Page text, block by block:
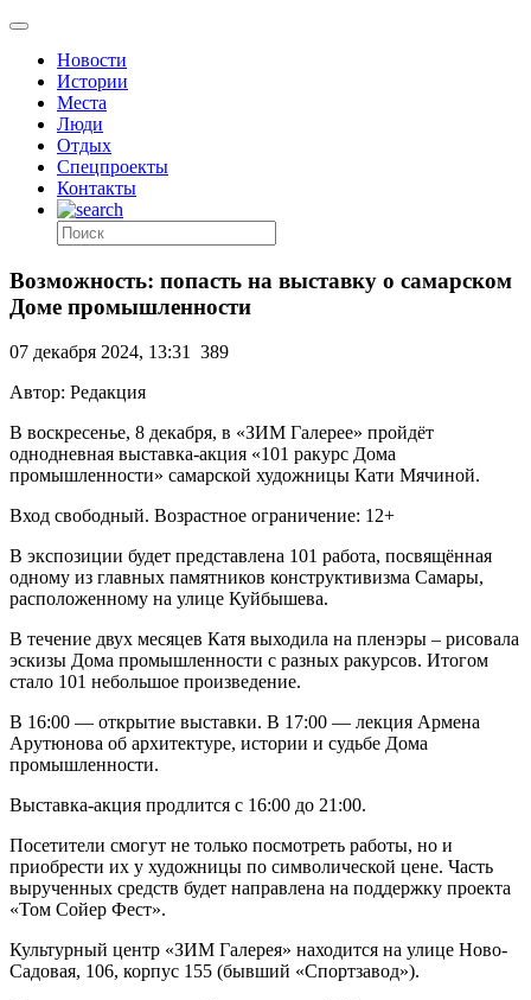
Новости
Истории
Места
Люди
Отдых
Спецпроекты
Контакты
Возможность: попасть на выставку о самарском
Доме промышленности
07 декабря 2024, 13:31 389
Автор: Редакция
В воскресенье, 8 декабря, в «ЗИМ Галерее» пройдёт
однодневная выставка-акция «101 ракурс Дома
промышленности» самарской художницы Кати Мячиной.
Вход свободный. Возрастное ограничение: 12+
В экспозиции будет представлена 101 работа, посвящённая
одному из главных памятников конструктивизма Самары,
расположенному на улице Куйбышева.
В течение двух месяцев Катя выходила на пленэры – рисовала
эскизы Дома промышленности с разных ракурсов. Итогом
стало 101 небольшое произведение.
В 16:00 — открытие выставки. В 17:00 — лекция Армена
Арутюнова об архитектуре, истории и судьбе Дома
промышленности.
Выставка-акция продлится с 16:00 до 21:00.
Посетители смогут не только посмотреть работы, но и
приобрести их у художницы по символической цене. Часть
вырученных средств будет направлена на поддержку проекта
«Том Сойер Фест».
Культурный центр «ЗИМ Галерея» находится на улице Ново-
Садовая, 106, корпус 155 (бывший «Спортзавод»).